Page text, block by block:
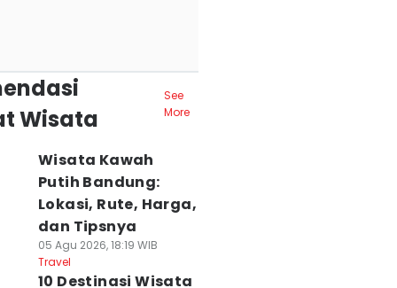
Wisata
See
More
Wisata Kawah
Putih Bandung:
Lokasi, Rute, Harga,
dan Tipsnya
05 Agu 2026, 18:19 WIB
Travel
10 Destinasi Wisata